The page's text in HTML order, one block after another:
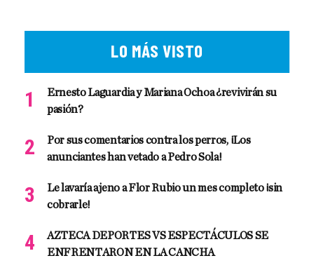
LO MÁS VISTO
Ernesto Laguardia y Mariana Ochoa ¿revivirán su
pasión?
Por sus comentarios contra los perros, ¡Los
anunciantes han vetado a Pedro Sola!
Le lavaría ajeno a Flor Rubio un mes completo ¡sin
cobrarle!
AZTECA DEPORTES VS ESPECTÁCULOS SE
ENFRENTARON EN LA CANCHA